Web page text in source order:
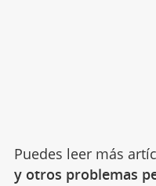
Puedes leer más
y otros problemas